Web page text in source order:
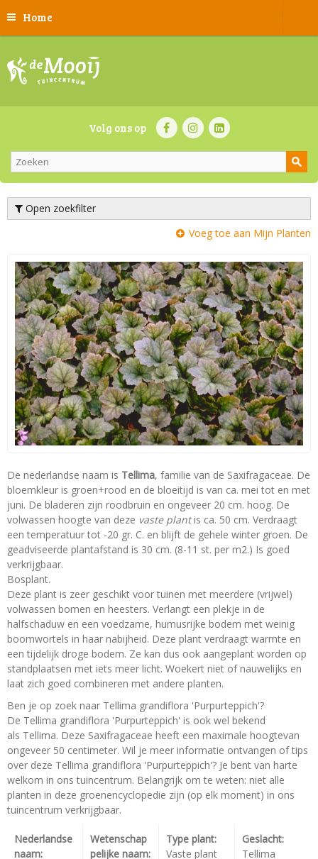
Home
Volg ons op
Open zoekfilter
Voeg toe aan Mijn Planten
De nederlandse naam is Tellima, familie van de Saxifragaceae. De
bloemkleur is groen+rood en de bloeitijd is van ca. mei tot en met
juni. De bladeren zijn roodbruin en ongeveer 20 cm. hoog. De
volwassen hoogte van deze vaste plantis ca. 50 cm. Verdraagt
een temperatuur tot -20 gr. C. en blijft de gehele winter groen. De
geadviseerde plantafstand is 30 cm. (8-11 st. per m2.) Is goed
verkrijgbaar.
Bosplant.
Deze plant is zeer geschikt voor tuinen met meerdere (vrijwel)
volwassen bomen en heesters. Verlangt een plekje in de
halfschaduw en een voedzame, humusrijke bodem met weinig
boomwortels in haar nabijheid. Deze plant verdraagt warmte en
een tijdelijk droge bodem. Ze kan dus ook aangeplant worden op
standplaatsen met iets meer licht. Woekert niet of nauwelijks en
laat zich goed combineren met andere planten.
Ben je op zoek naar Tellima grandiflora 'Purpurteppich'?
De Tellima grandiflora 'Purpurteppich' is ook wel bekend
als Tellima. Deze Saxifragaceae heeft een maximale hoogtevan
ongeveer 50 centimeter. Wil je meer informatie ontvangen of tips
over deze Tellima grandiflora 'Purpurteppich'? Je bent van harte
welkom in ons tuincentrum. Belangrijk om te weten: niet alle
planten in deze groenencyclopedie zijn (op elk moment) in ons
tuincentrum verkrijgbaar.
Nederlandse
naam:
Wetenschap
pelijke naam:
Type plant:
Vaste plant
Geslacht:
Tellima